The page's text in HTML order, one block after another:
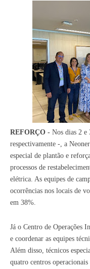
REFORÇO - Nos dias 2 e
respectivamente -, a
especial de plantão e
processos de
elétrica. As equipes de
ocorrências nos locais de
em 38%.
Já o Centro de Operações
e coordenar as equipes
Além disso, técnicos
quatro centros